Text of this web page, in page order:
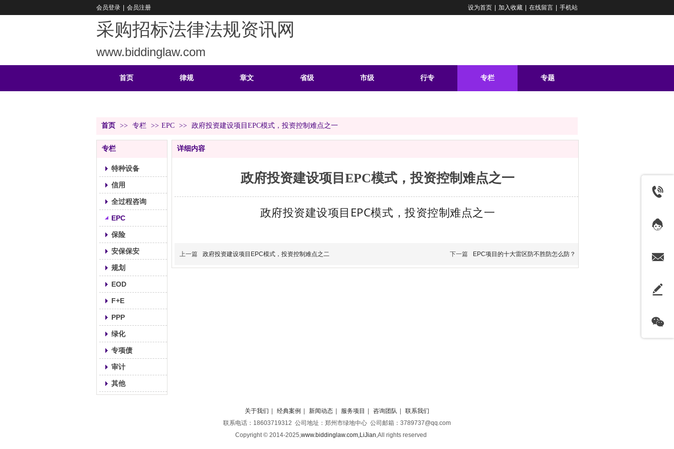
采购招标法律法规资讯网
www.biddinglaw.com
会员登录 会员注册 设为首页 加入收藏 在线留言 手机站
首页 律规 章文 省级 市级 行专 专栏 专题
首页 >> 专栏 >> EPC >> 政府投资建设项目EPC模式，投资控制难点之一
专栏
特种设备
信用
全过程咨询
EPC
保险
安保保安
规划
EOD
F+E
PPP
绿化
专项债
审计
其他
详细内容
政府投资建设项目EPC模式，投资控制难点之一
政府投资建设项目EPC模式，投资控制难点之一
上一篇 政府投资建设项目EPC模式，投资控制难点之二 下一篇 EPC项目的十大雷区防不胜防怎么防？
关于我们 经典案例 新闻动态 服务项目 咨询团队
联系我们
联系电话：18603719312 公司地址：郑州市绿地中心 公司邮箱：3789737@qq.com
Copyright © 2014-2025,www.biddinglaw.com,LiJian,All rights reserved